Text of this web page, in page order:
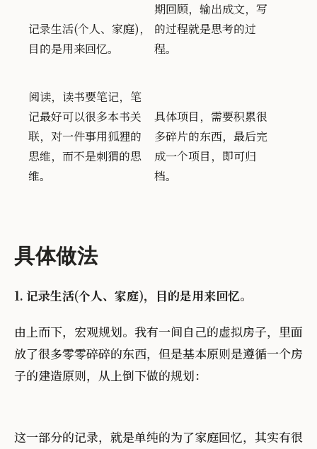
记录生活(个人、家庭)，
目的是用来回忆。
期回顾，输出成文，写
的过程就是思考的过
程。
阅读，读书要笔记，笔
记最好可以很多本书关
联，对一件事用狐狸的
思维，而不是刺猬的思
维。
具体项目，需要积累很
多碎片的东西，最后完
成一个项目，即可归
档。
具体做法
1. 记录生活(个人、家庭)，目的是用来回忆。
由上而下，宏观规划。我有一间自己的虚拟房子，里面
放了很多零零碎碎的东西，但是基本原则是遵循一个房
子的建造原则，从上倒下做的规划：
这一部分的记录，就是单纯的为了家庭回忆，其实有很